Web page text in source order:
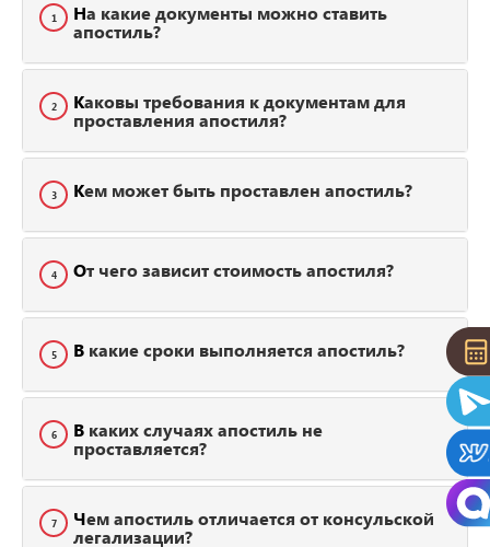
1
На какие документы можно ставить
апостиль?
2
Каковы требования к документам для
проставления апостиля?
3 Кем может быть проставлен апостиль?
4 От чего зависит стоимость апостиля?
5 В какие сроки выполняется апостиль?
6
В каких случаях апостиль не
проставляется?
7
Чем апостиль отличается от консульской
легализации?